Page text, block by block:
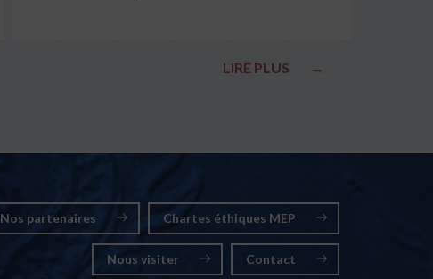
LIRE PLUS →
Nos partenaires Chartes éthiques MEP
Nous visiter Contact